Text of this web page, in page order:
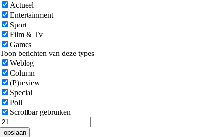
Actueel
Entertainment
Sport
Film & Tv
Games
Toon berichten van deze types
Weblog
Column
(P)review
Special
Poll
Scrollbar gebruiken
opslaan